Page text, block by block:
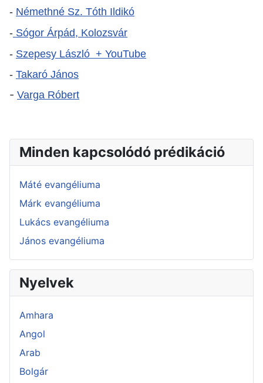
- Némethné Sz. Tóth Ildikó
- Sógor Árpád, Kolozsvár
- Szepesy László + YouTube
- Takaró János
- Varga Róbert
Minden kapcsolódó prédikáció
Máté evangéliuma
Márk evangéliuma
Lukács evangéliuma
János evangéliuma
Nyelvek
Amhara
Angol
Arab
Bolgár